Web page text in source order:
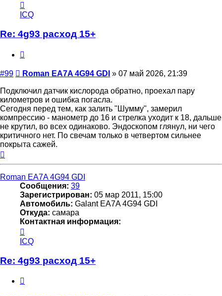
информация
пользователя
Roman
EA7A
GDI
ICQ
Re: 4g93 расход 15+
#99 Сообщение
Roman EA7A 4G94 GDI » 07 май 2026, 21:39
Подключил датчик кислорода обратно, проехал пару
километров и ошибка погасла.
Сегодня перед тем, как залить "Шумму", замерил
компрессию - манометр до 16 и стрелка уходит к 18, дальше
не крутил, во всех одинаково. Эндоскопом глянул, ни чего
критичного нет. По свечам только в четвертом сильнее
покрыта сажей.
Roman EA7A 4G94 GDI
Сообщения: 39
Зарегистрирован: 05 мар 2011, 15:00
Автомобиль: Galant EA7A 4G94 GDI
Откуда: самара
Контактная информация:
информация
пользователя
Roman
EA7A
GDI
ICQ
Re: 4g93 расход 15+